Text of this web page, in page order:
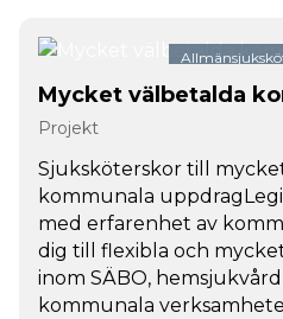
Mycket välbetalda
Projekt
Sjuksköterskor till
kommunala
med erfarenhet av
dig till flexibla och
inom SÄBO,
kommunala